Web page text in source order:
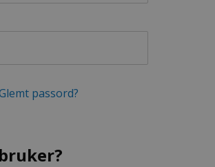
passord?